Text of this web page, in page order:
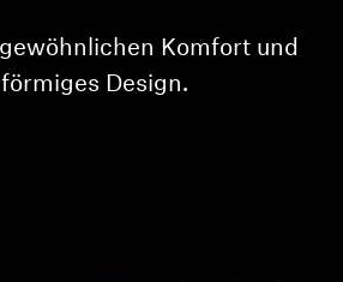
Komfort und
Design.